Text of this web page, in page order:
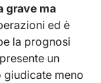
grave ma
ed è
la prognosi
un
giudicate meno